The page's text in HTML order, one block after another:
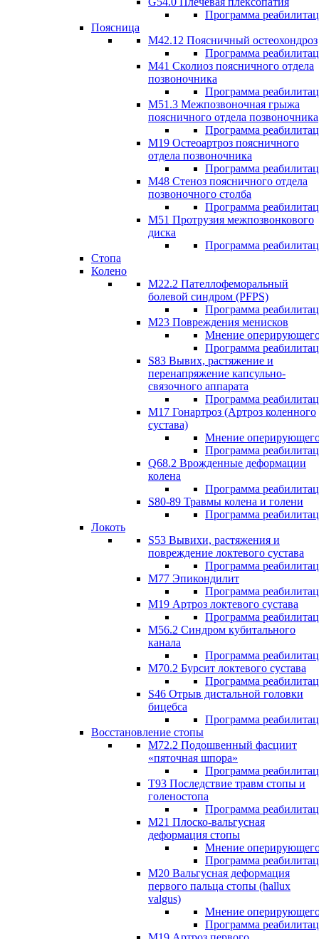
Программа
Поясница
М42.12 Поясничный остеохондроз
Программа
М41 Сколиоз поясничного отдела
позвоночника
Программа
M51.3 Межпозвоночная грыжа
поясничного отдела позвоночника
Программа
М19 Остеоартроз поясничного
отдела позвоночника
Программа
M48 Стеноз поясничного отдела
позвоночного столба
Программа
М51 Протрузия межпозвонкового
диска
Программа
Стопа
Колено
М22.2 Пателлофеморальный
болевой синдром (PFPS)
Программа
М23 Повреждения менисков
Мнение
Программа
S83 Вывих, растяжение и
перенапряжение капсульно-
связочного аппарата
Программа
М17 Гонартроз (Артроз коленного
сустава)
Мнение
Программа
Q68.2 Врожденные деформации
колена
Программа
S80-89 Травмы колена и голени
Программа
Локоть
S53 Вывихи, растяжения и
повреждение локтевого сустава
Программа
М77 Эпикондилит
Программа
M19 Артроз локтевого сустава
Программа
М56.2 Синдром кубитального
канала
Программа
M70.2 Бурсит локтевого сустава
Программа
S46 Отрыв дистальной головки
бицебса
Программа
Восстановление стопы
М72.2 Подошвенный фасциит
«пяточная шпора»
Программа
Т93 Последствие травм стопы и
голеностопа
Программа
М21 Плоско-вальгусная
деформация стопы
Мнение
Программа
М20 Вальгусная деформация
первого пальца стопы (hallux
valgus)
Мнение
Программа